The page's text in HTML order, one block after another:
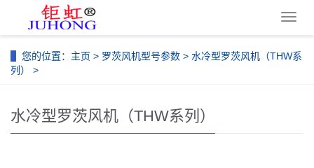
导
单
您的位置： 主页 > 罗茨风机型号参数 > 水冷型罗茨风机（THW系
列）
>
水冷型罗茨风机（THW系列）